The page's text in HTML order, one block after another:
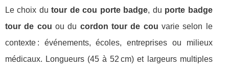
Le choix dutour de cou porte badge, du porte badge
tour de cou ou du cordon tour de cou varie selon le
contexte : événements, écoles, entreprises ou milieux
médicaux. Longueurs (45 à 52 cm) et largeurs multiples